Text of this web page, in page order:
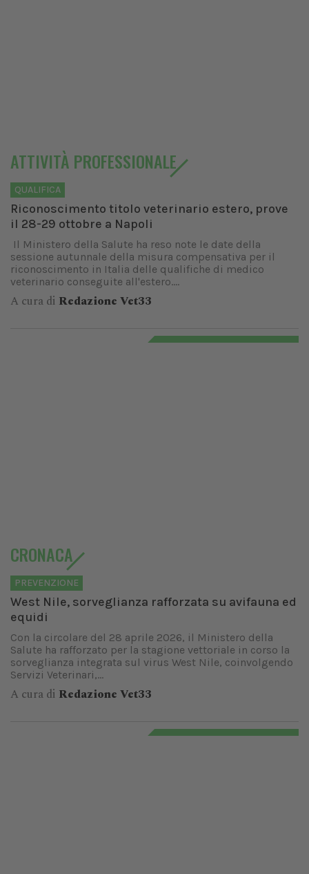
ATTIVITÀ PROFESSIONALE
QUALIFICA
Riconoscimento titolo veterinario estero, prove
il 28-29 ottobre a Napoli
Il Ministero della Salute ha reso note le date della
sessione autunnale della misura compensativa per il
riconoscimento in Italia delle qualifiche di medico
veterinario conseguite all'estero....
A cura di Redazione Vet33
CRONACA
PREVENZIONE
West Nile, sorveglianza rafforzata su avifauna ed
equidi
Con la circolare del 28 aprile 2026, il Ministero della
Salute ha rafforzato per la stagione vettoriale in corso la
sorveglianza integrata sul virus West Nile, coinvolgendo
Servizi Veterinari,...
A cura di Redazione Vet33